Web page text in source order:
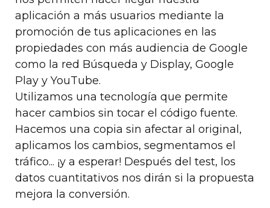
aplicación a más usuarios mediante la
promoción de tus aplicaciones en las
propiedades con más audiencia de Google
como la red Búsqueda y Display, Google
Play y YouTube.
Utilizamos una tecnología que permite
hacer cambios sin tocar el código fuente.
Hacemos una copia sin afectar al original,
aplicamos los cambios, segmentamos el
tráfico... ¡y a esperar! Después del test, los
datos cuantitativos nos dirán si la propuesta
mejora la conversión.